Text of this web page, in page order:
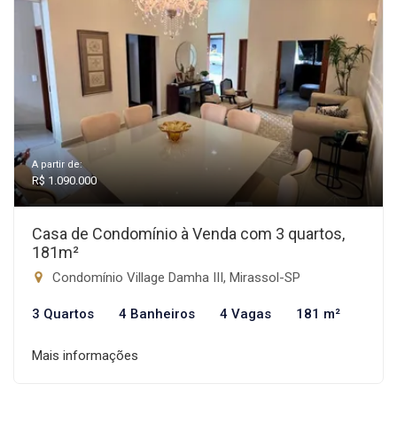
A partir de:
R$ 1.090.000
Casa de Condomínio à Venda com 3 quartos,
181m²
Condomínio Village Damha III, Mirassol-SP
3 Quartos 4 Banheiros 4 Vagas 181 m²
Mais informações